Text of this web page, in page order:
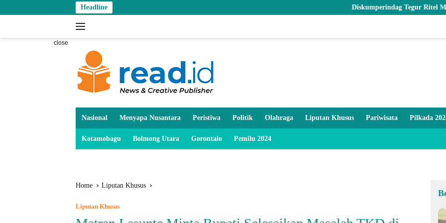
to
Headline Diskumperindag Tegur Ritel Modern dan
close
Nasional Menyapa Nusantara Peristiwa Politik Olahraga Liputan Khusus Pariwisata Pilkada
Kotamobagu Bolmong Utara Gorontalo Pemilu 2024
Home Liputan Khusus
Liputan Khusus